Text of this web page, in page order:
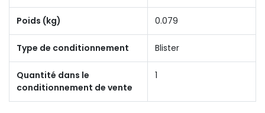
Poids (kg) 0.079
Type de conditionnement Blister
Quantité dans le
conditionnement de vente
1